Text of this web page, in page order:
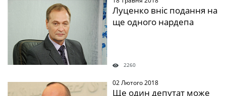
Луценко вніс подання на
ще одного нардепа
2260
02 Лютого 2018
Ще один депутат може